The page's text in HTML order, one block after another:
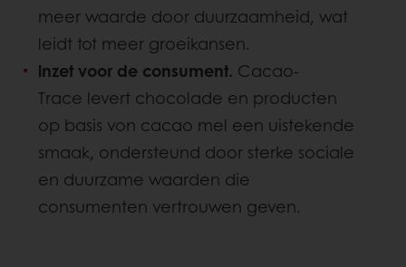
meer waarde door duurzaamheid, wat
leidt tot meer groeikansen.
lnzet voor de consument. Cacao-
Trace levert chocolade en producten
op basis von cacao mel een uistekende
smaak, ondersteund door sterke sociale
en duurzame waarden die
consumenten vertrouwen geven.